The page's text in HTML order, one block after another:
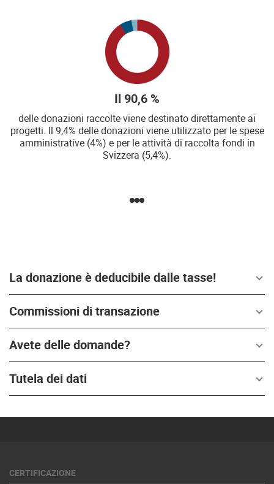
Il 90,6 %
delle donazioni raccolte viene destinato direttamente ai
progetti. Il 9,4% delle donazioni viene utilizzato per le spese
amministrative (4%) e per le attività di raccolta fondi in
Svizzera (5,4%).
La donazione è deducibile dalle tasse!
Commissioni di transazione
Avete delle domande?
Tutela dei dati
CERTIFICAZIONE